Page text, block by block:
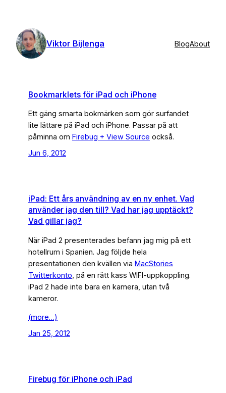
content
Viktor Bijlenga BlogAbout
Bookmarklets för iPad och iPhone
Ett gäng smarta bokmärken som gör surfandet
lite lättare på iPad och iPhone. Passar på att
påminna om Firebug + View Source också.
Jun 6, 2012
iPad: Ett års användning av en ny enhet. Vad
använder jag den till? Vad har jag upptäckt?
Vad gillar jag?
När iPad 2 presenterades befann jag mig på ett
hotellrum i Spanien. Jag följde hela
presentationen den kvällen via MacStories
Twitterkonto , på en rätt kass WIFI-uppkoppling.
iPad 2 hade inte bara en kamera, utan två
kameror.
(more…)
Jan 25, 2012
Firebug för iPhone och iPad